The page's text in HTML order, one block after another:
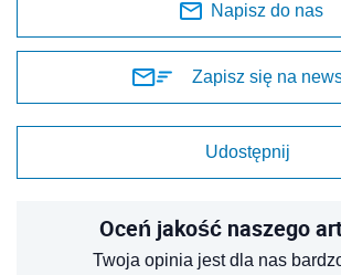
Napisz do nas
Zapisz się na
Udostępnij
Oceń jakość naszego
Twoja opinia jest dla nas